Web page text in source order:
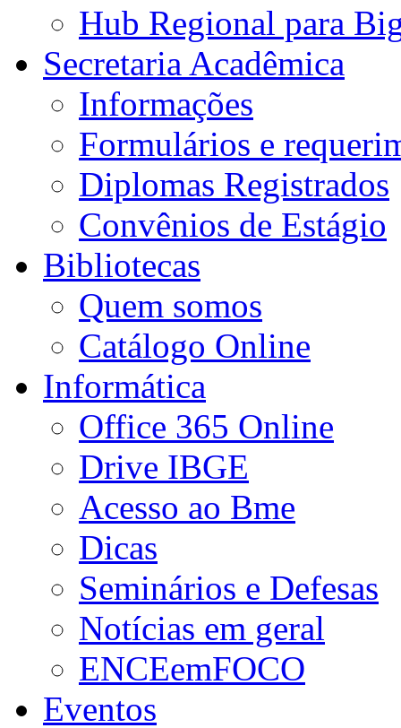
Hub Regional para
Secretaria Acadêmica
Informações
Formulários e
Diplomas Registrados
Convênios de Estágio
Bibliotecas
Quem somos
Catálogo Online
Informática
Office 365 Online
Drive IBGE
Acesso ao Bme
Dicas
Seminários e Defesas
Notícias em geral
ENCEemFOCO
Eventos